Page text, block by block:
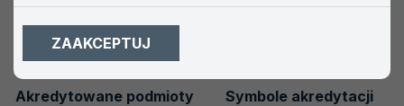
Akredytowane podmioty Symbole akredytacji
ZAAKCEPTUJ